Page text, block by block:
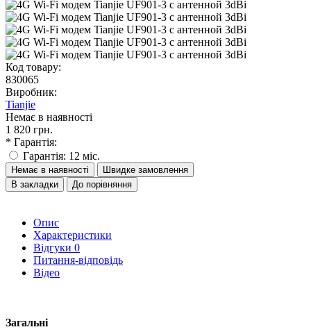
Код товару:
830065
Виробник:
Tianjie
Немає в наявності
1 820 грн.
* Гарантія:
Гарантія: 12 міс.
Немає в наявності
Швидке замовлення
В закладки
До порівняння
Опис
Характеристики
Відгуки 0
Питання-відповідь
Відео
Загальні